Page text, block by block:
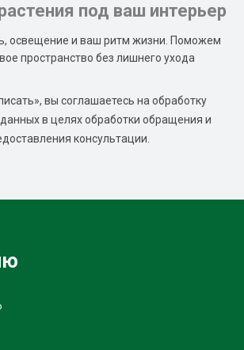
под ваш интерьер
освещение и ваш ритм жизни. Поможем
пространство без лишнего ухода
вы соглашаетесь на обработку
в целях обработки обращения и
консультации.